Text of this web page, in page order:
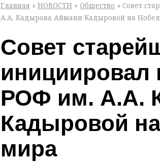
Главная » НОВОСТИ » Общество » Совет
А.А. Кадырова Аймани Кадыровой на
Совет
инициировал
РОФ им. А.А.
Кадыровой
мира